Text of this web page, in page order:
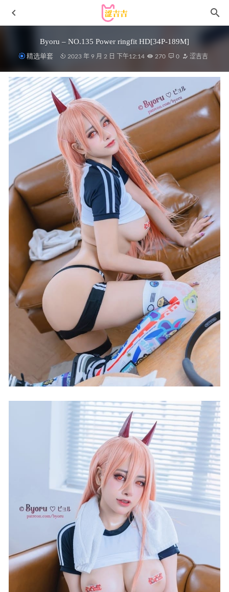
Byoru – NO.135 Power ringfit HD[34P-189M]
精选单套 2023 年 9 月 2 日 下午12:14 270 0 涩吉吉
[Xiuren秀人网]2025.10.20 NO.10892 唐安琪[76P/842.15MB]
[XIUREN秀人网]2022.08.10 VOL.5418 周于希Sally[73+1P／
556MB] 2023-01-10
rioko凉凉子 – NO.143 胜利女神：妮姬 梅登 冰玫瑰[45P-
469MB] 2025-06-05
[Xiuren秀人网]2024.07.25 NO.8918 陆萱萱[80+1P/659MB]
2024-12-11
[Xiuren秀人网]2022.10.19 NO.5727 宋愉愉[85+1P／674MB]
2023-04-07